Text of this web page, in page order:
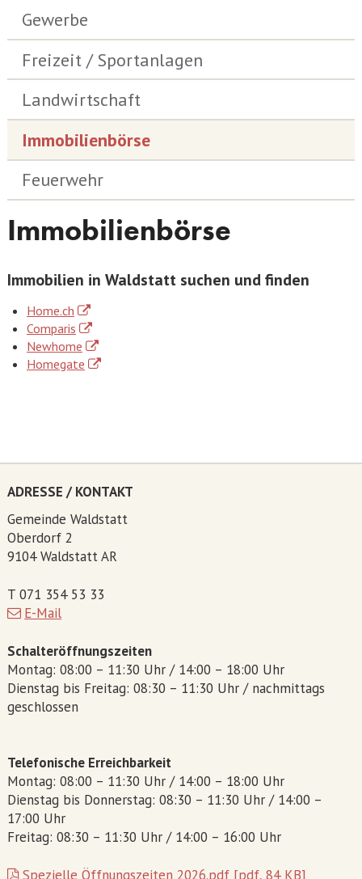
Gewerbe
Freizeit / Sportanlagen
Landwirtschaft
Immobilienbörse
Feuerwehr
Immobilienbörse
Immobilien in Waldstatt suchen und finden
Home.ch
Comparis
Newhome
Homegate
ADRESSE / KONTAKT
Gemeinde Waldstatt
Oberdorf 2
9104 Waldstatt AR
T 071 354 53 33
E-Mail
Schalteröffnungszeiten
Montag: 08:00 – 11:30 Uhr / 14:00 – 18:00 Uhr
Dienstag bis Freitag: 08:30 – 11:30 Uhr / nachmittags
geschlossen
Telefonische Erreichbarkeit
Montag: 08:00 – 11:30 Uhr / 14:00 – 18:00 Uhr
Dienstag bis Donnerstag: 08:30 – 11:30 Uhr / 14:00 –
17:00 Uhr
Freitag: 08:30 – 11:30 Uhr / 14:00 – 16:00 Uhr
Spezielle Öffnungszeiten 2026.pdf [pdf, 84 KB]